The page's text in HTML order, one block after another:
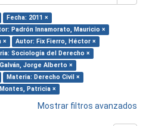
Fecha: 2011 ×
Padrón Innamorato, Mauricio ×
×
Autor: Fix Fierro, Héctor ×
Sociología del Derecho ×
Jorge Alberto ×
Materia: Derecho Civil ×
Patricia ×
Mostrar filtros avanzados